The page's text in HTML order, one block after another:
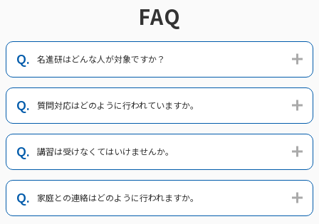
FAQ
名進研はどんな人が対象ですか？
質問対応はどのように行われていますか。
講習は受けなくてはいけませんか。
家庭との連絡はどのように行われますか。